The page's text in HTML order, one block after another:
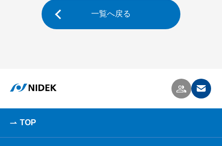
一覧へ戻る
TOP